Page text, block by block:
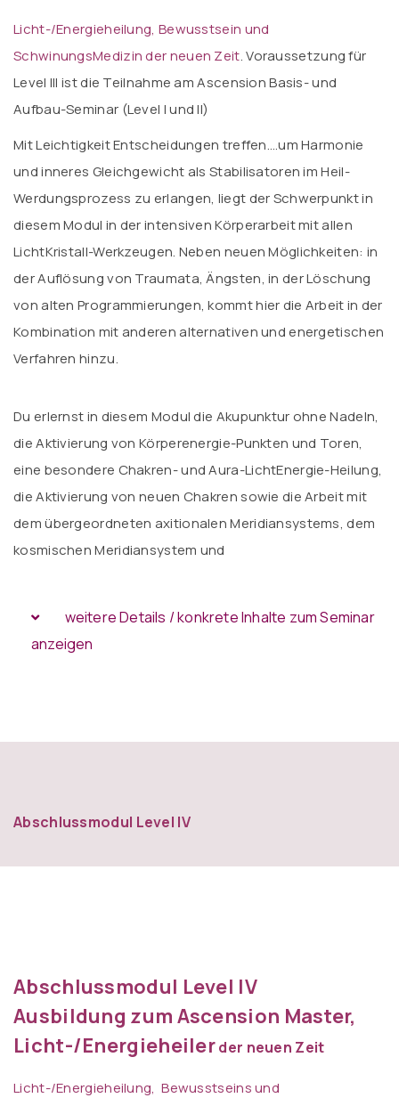
Licht-/Energieheilung, Bewusstsein und
SchwinungsMedizin der neuen Zeit. Voraussetzung für
Level III ist die Teilnahme am Ascension Basis- und
Aufbau-Seminar (Level I und II)
Mit Leichtigkeit Entscheidungen treffen….um Harmonie
und inneres Gleichgewicht als Stabilisatoren im Heil-
Werdungsprozess zu erlangen, liegt der Schwerpunkt in
diesem Modul in der intensiven Körperarbeit mit allen
LichtKristall-Werkzeugen. Neben neuen Möglichkeiten: in
der Auflösung von Traumata, Ängsten, in der Löschung
von alten Programmierungen, kommt hier die Arbeit in der
Kombination mit anderen alternativen und energetischen
Verfahren hinzu.
Du erlernst in diesem Modul die Akupunktur ohne Nadeln,
die Aktivierung von Körperenergie-Punkten und Toren,
eine besondere Chakren- und Aura-LichtEnergie-Heilung,
die Aktivierung von neuen Chakren sowie die Arbeit mit
dem übergeordneten axitionalen Meridiansystems, dem
kosmischen Meridiansystem und
weitere Details / konkrete Inhalte zum Seminar
anzeigen
Abschlussmodul Level IV
Abschlussmodul Level IV
Ausbildung zum Ascension Master,
Licht-/Energieheilerder neuen Zeit
Licht-/Energieheilung, Bewusstseins und